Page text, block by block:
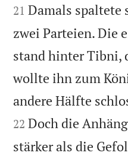
21 Damals spaltete
zwei Parteien. Die
stand hinter Tibni,
wollte ihn zum
andere Hälfte
22 Doch die
stärker als die